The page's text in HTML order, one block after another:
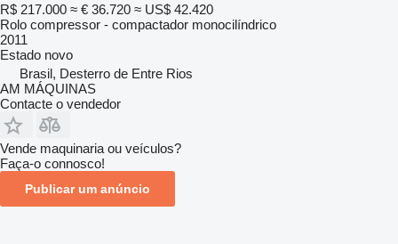
R$ 217.000 ≈ € 36.720 ≈ US$ 42.420
Rolo compressor - compactador monocilíndrico
2011
Estado novo
Brasil, Desterro de Entre Rios
AM MÁQUINAS
Contacte o vendedor
Vende maquinaria ou veículos?
Faça-o connosco!
Publicar um anúncio